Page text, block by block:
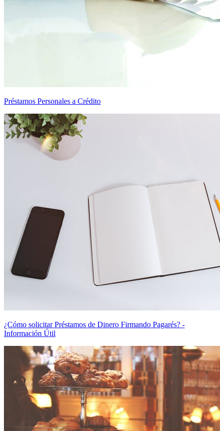
Préstamos Personales a Crédito
¿Cómo solicitar Préstamos de Dinero Firmando Pagarés? -
Información Útil